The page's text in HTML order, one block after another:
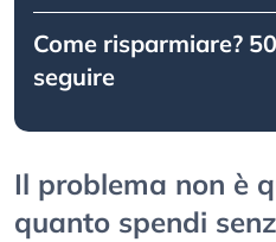
Come risparmiare?
seguire
Il problema non è
quanto spendi